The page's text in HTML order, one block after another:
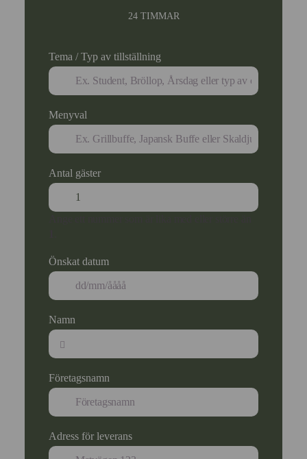
24 TIMMAR
Tema / Typ av tillställning
Menyval
Antal gäster
Önskat datum
Namn
Företagsnamn
Adress för leverans